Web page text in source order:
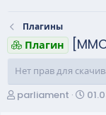
Плагины
Плагин
Нет прав для
А
parliament
Д